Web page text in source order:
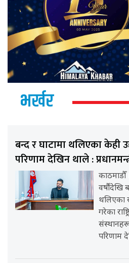
भर्खर
बन्द र घाटामा थलिएका केही
परिणाम देखिन थाले :
काठमाडौँ
वर्षौंदेखि
थलिएका
गरेका
परिणाम